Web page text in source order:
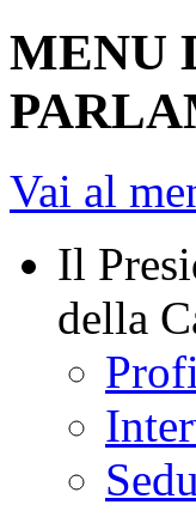
MENU
Vai al
Il
della